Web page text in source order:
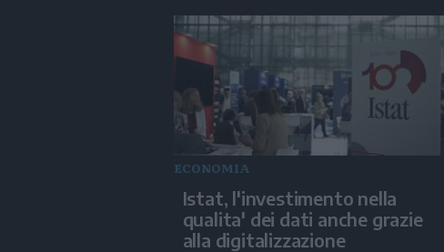
ECONOMIA
Istat, l'investimento nella
qualita' dei dati anche grazie
alla digitalizzazione